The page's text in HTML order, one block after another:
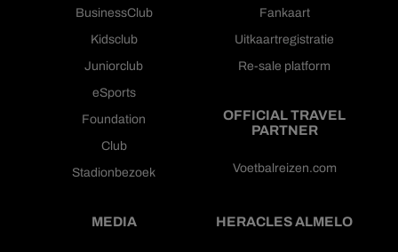
BusinessClub
Kidsclub
Juniorclub
eSports
Foundation
Club
Stadionbezoek
Fankaart
Uitkaartregistratie
Re-sale platform
OFFICIAL TRAVEL
PARTNER
Voetbalreizen.com
MEDIA HERACLES ALMELO